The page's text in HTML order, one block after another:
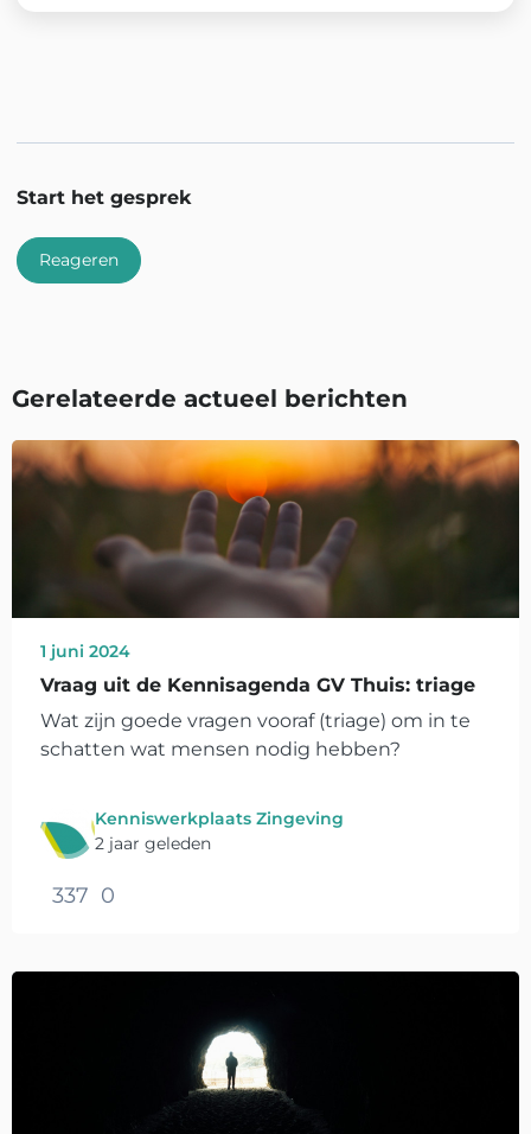
Start het gesprek
Reageren
Gerelateerde actueel berichten
1 juni 2024
Vraag uit de Kennisagenda GV Thuis: triage
Wat zijn goede vragen vooraf (triage) om in te
schatten wat mensen nodig hebben?
Kenniswerkplaats Zingeving
2 jaar geleden
337 0